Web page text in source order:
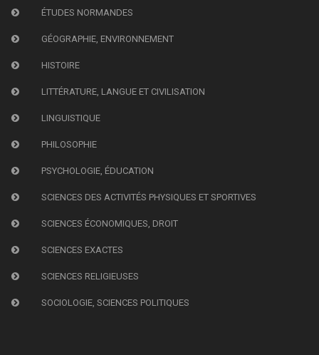
ÉTUDES NORMANDES
GÉOGRAPHIE, ENVIRONNEMENT
HISTOIRE
LITTÉRATURE, LANGUE ET CIVILISATION
LINGUISTIQUE
PHILOSOPHIE
PSYCHOLOGIE, ÉDUCATION
SCIENCES DES ACTIVITÉS PHYSIQUES ET SPORTIVES
SCIENCES ÉCONOMIQUES, DROIT
SCIENCES EXACTES
SCIENCES RELIGIEUSES
SOCIOLOGIE, SCIENCES POLITIQUES